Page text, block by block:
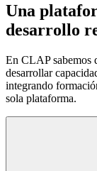
Una
desarrollo
En CLAP sabemos
desarrollar
integrando
sola plataforma.